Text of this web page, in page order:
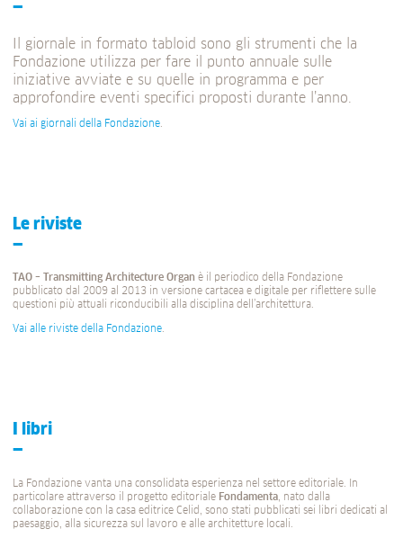
Il giornale in formato tabloid sono gli strumenti che la
Fondazione utilizza per fare il punto annuale sulle
iniziative avviate e su quelle in programma e per
approfondire eventi specifici proposti durante l’anno.
Vai ai giornali della Fondazione.
Le riviste
TAO – Transmitting Architecture Organ è il periodico della Fondazione
pubblicato dal 2009 al 2013 in versione cartacea e digitale per riflettere sulle
questioni più attuali riconducibili alla disciplina dell’architettura.
Vai alle riviste della Fondazione.
I libri
La Fondazione vanta una consolidata esperienza nel settore editoriale. In
particolare attraverso il progetto editoriale Fondamenta, nato dalla
collaborazione con la casa editrice Celid, sono stati pubblicati sei libri dedicati al
paesaggio, alla sicurezza sul lavoro e alle architetture locali.